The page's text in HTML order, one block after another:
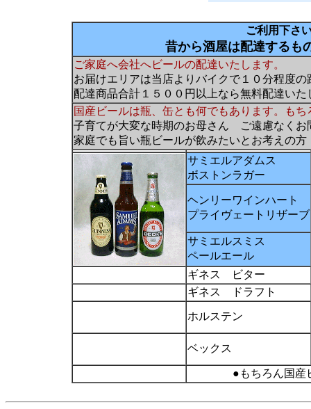
ご利用下さ
昔から酒屋は配達する
ご家庭へ会社へビールの配達いたします。
お届けエリアは当店よりバイクで１０分程度
配達商品合計１５００円以上なら無料配達いた
国産ビールは瓶、缶とも何でもあります。も
子育てが大変な時期のお母さん ご遠慮なくお
家庭でも旨い瓶ビールが飲みたいとお考えの
サミエルアダムス
ボストンラガー
ヘンリーワインハート
プライヴェートリザーブ
サミエルスミス
ペールエール
ギネス ビター
ギネス ドラフト
ホルステン
ベックス
●もちろん国産